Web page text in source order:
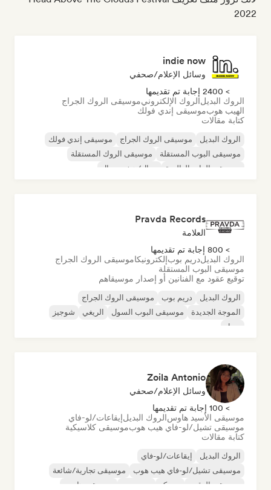
2022
indie now
وسائل الإعلام/صحفي
> 2400 إجابة تم تقديمها
الروك البديلالروك الإلكترونيموسيقى الروك الجراج
الهيب هوبموسيقى إندي فولك
كتابة مقالات
الروك البديل موسيقى الروك الجراج
موسيقى إندي فولك
موسيقى البوب المستقلة
موسيقى الروك المستقلة
موسيقى الراب العالمية
ميتال/هيفي ميتال
Pravda Records
العلامة
> 800 إجابة تم تقديمها
الروك البديلدريم بوبإلكترونيكاموسيقى الروك الجراج
موسيقى البوب المستقلة
توقيع عقود مع الفنانين أو إصدار موسيقاهم
الروك البديل دريم بوب
موسيقى الروك الجراج
الموجة الجديدة
موسيقى البوب السول الريغي
شوجيز
سول
Zoila Antonio
وسائل الإعلام/صحفي
> 100 إجابة تم تقديمها
موسيقى الأسيد هاوسالروك البديلإيقاعات/لو-فاي
موسيقى تشيل/لو-فاي هيب هوبموسيقى كلاسيكية
كتابة مقالات
الروك البديل
إيقاعات/لو-فاي
موسيقى تشيل/لو-فاي هيب هوب
موسيقى تجارية/شائعة
موسيقى الرقص
ديسكو موسيقى هاوس